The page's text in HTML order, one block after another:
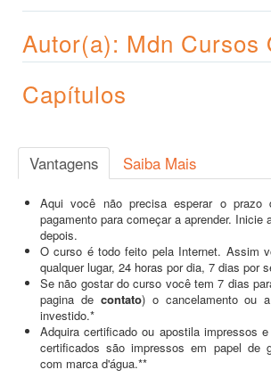
Autor(a): Mdn Cursos
Capítulos
Vantagens Saiba Mais
Aqui você não precisa esperar o prazo
pagamento para começar a aprender. Inicie
depois.
O curso é todo feito pela Internet. Assim
qualquer lugar, 24 horas por dia, 7 dias por
Se não gostar do curso você tem 7 dias
pagina de contato) o cancelamento ou
investido.*
Adquira certificado ou apostila impressos
certificados são impressos em papel de
com marca d'água.**